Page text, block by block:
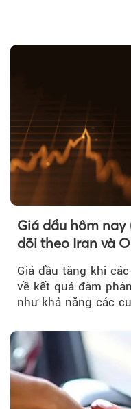
Giá dầu hôm nay
dõi theo Iran và
Giá dầu tăng khi
về kết quả đàm
như khả năng các
Hormuz hay không.